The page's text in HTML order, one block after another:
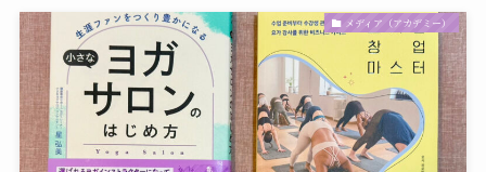
メディア（アカデミー）